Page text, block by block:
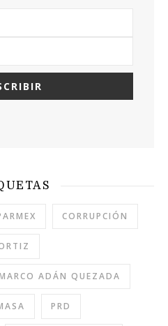
CORRUPCIÓN
ADÁN QUEZADA
PRD